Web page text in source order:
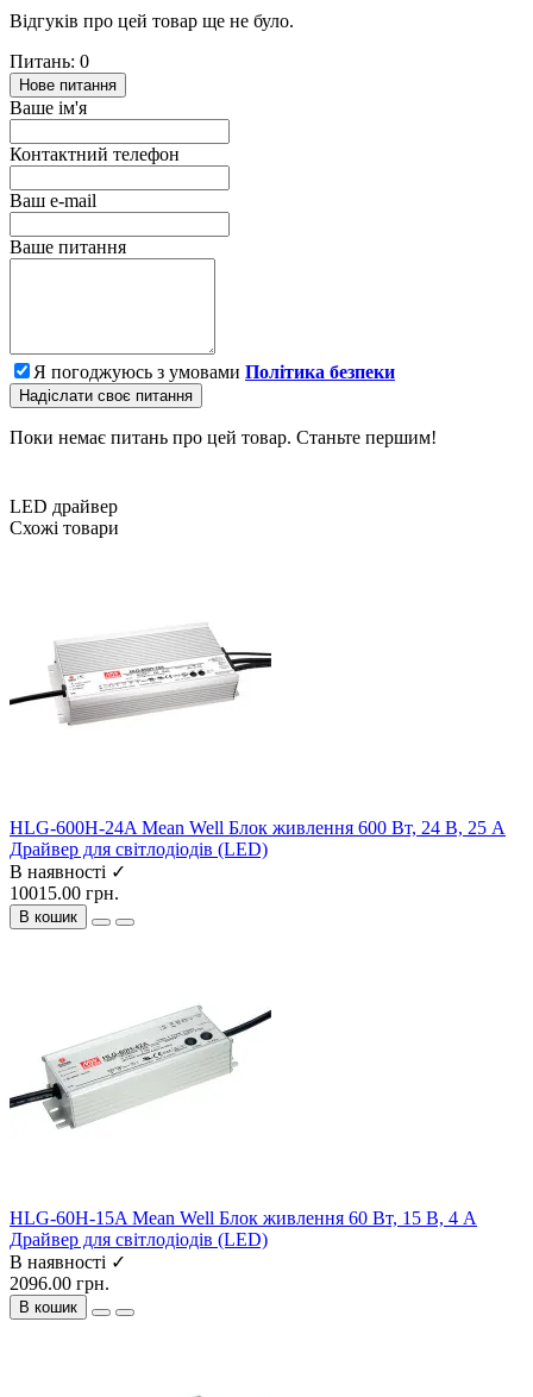
Відгуків про цей товар ще не було.
Питань: 0
Нове питання
Ваше ім'я
Контактний телефон
Ваш e-mail
Ваше питання
Я погоджуюсь з умовами Політика безпеки
Надіслати своє питання
Поки немає питань про цей товар. Станьте першим!
LED драйвер
Схожі товари
HLG-600H-24A Mean Well Блок живлення 600 Вт, 24 В, 25 А
Драйвер для світлодіодів (LED)
В наявності ✓
10015.00 грн.
В кошик
HLG-60H-15A Mean Well Блок живлення 60 Вт, 15 В, 4 А
Драйвер для світлодіодів (LED)
В наявності ✓
2096.00 грн.
В кошик